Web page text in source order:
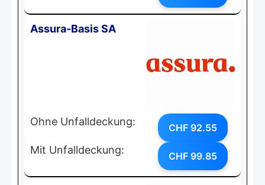
Assura-Basis SA
Ohne Unfalldeckung: CHF 92.55
Mit Unfalldeckung: CHF 99.85